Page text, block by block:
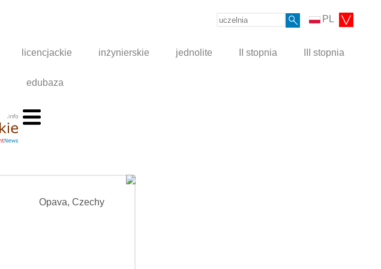
PL
licencjackie inżynierskie jednolite II stopnia III stopnia
edubaza
Opava, Czechy